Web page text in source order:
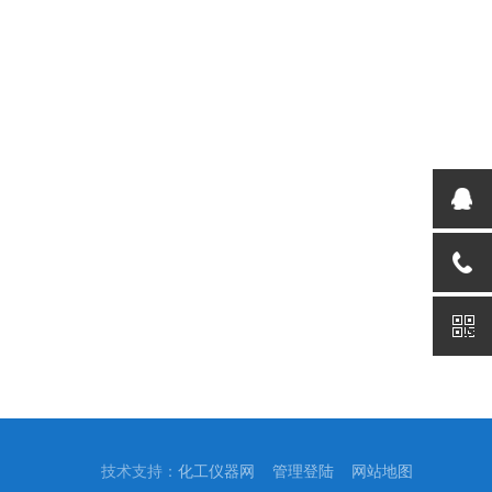
技术支持： 化工仪器网 管理登陆 网站地图